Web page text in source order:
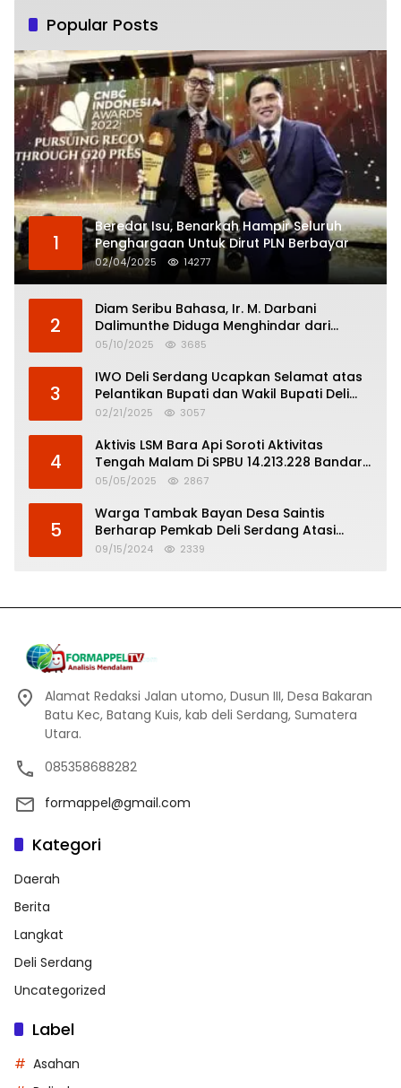
Popular Posts
1
Beredar Isu, Benarkah Hampir Seluruh
Penghargaan Untuk Dirut PLN Berbayar
02/04/2025 14277
2
Diam Seribu Bahasa, Ir. M. Darbani
Dalimunthe Diduga Menghindar dari
Pertanggungjawaban Politik
05/10/2025 3685
3
IWO Deli Serdang Ucapkan Selamat atas
Pelantikan Bupati dan Wakil Bupati Deli
Serdang
02/21/2025 3057
4
Aktivis LSM Bara Api Soroti Aktivitas
Tengah Malam Di SPBU 14.213.228 Bandar
Tinggi
05/05/2025 2867
5
Warga Tambak Bayan Desa Saintis
Berharap Pemkab Deli Serdang Atasi
Banjir
09/15/2024 2339
Alamat Redaksi Jalan utomo, Dusun III, Desa Bakaran
Batu Kec, Batang Kuis, kab deli Serdang, Sumatera
Utara.
085358688282
formappel@gmail.com
Kategori
Daerah
Berita
Langkat
Deli Serdang
Uncategorized
Label
Asahan